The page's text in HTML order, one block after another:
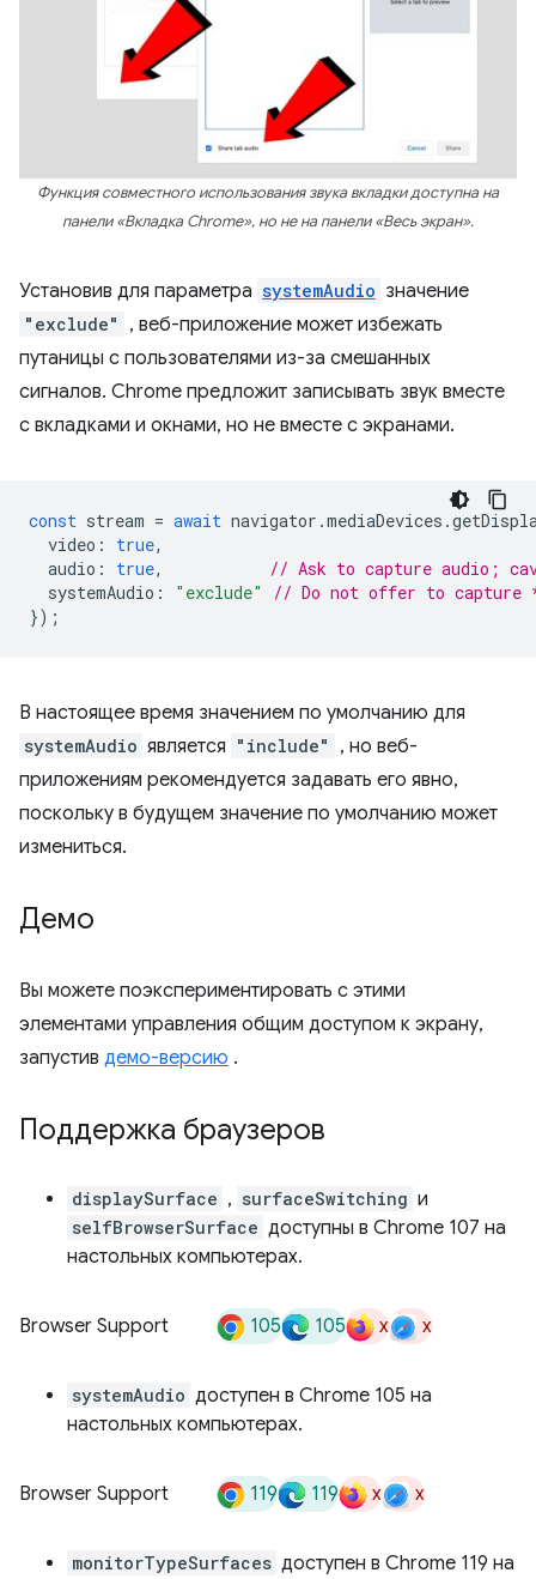
Функция совместного использования звука вкладки доступна на
панели «Вкладка Chrome», но не на панели «Весь экран».
Установив для параметра systemAudio значение
"exclude"
, веб-приложение может избежать
путаницы с пользователями из-за смешанных
сигналов. Chrome предложит записывать звук вместе
с вкладками и окнами, но не вместе с экранами.
const stream = await navigator .mediaDevices .
video : true,
audio : true,
// Ask to capture audio;
systemAudio : "exclude"
// Do not offer to capture
});
В настоящее время значением по умолчанию для
systemAudio является "include"
, но веб-
приложениям рекомендуется задавать его явно,
поскольку в будущем значение по умолчанию может
измениться.
Демо
Вы можете поэкспериментировать с этими
элементами управления общим доступом к экрану,
запустив демо-версию .
Поддержка браузеров
displaySurface , surfaceSwitching и
selfBrowserSurface доступны в Chrome 107 на
настольных компьютерах.
Browser Support 105 105 x x
systemAudio доступен в Chrome 105 на
настольных компьютерах.
Browser Support 119 119 x x
monitorTypeSurfaces доступен в Chrome 119 на